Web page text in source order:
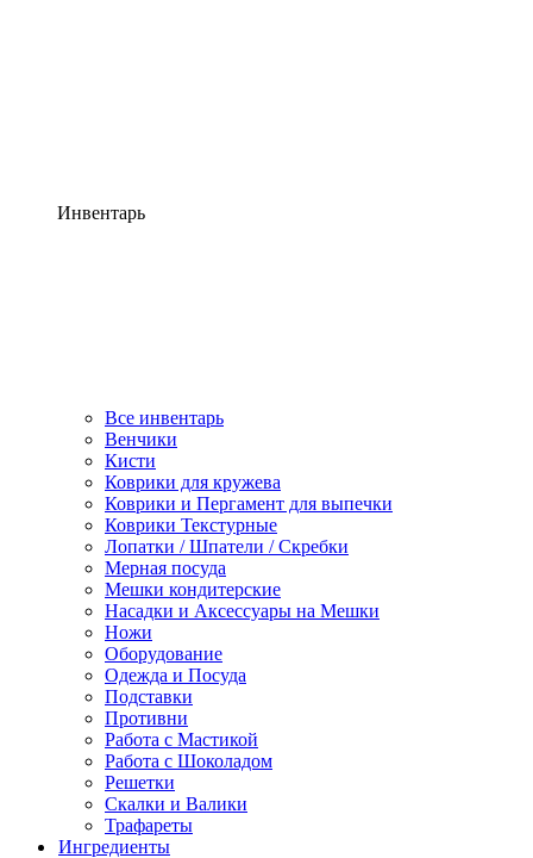
Инвентарь
Все инвентарь
Венчики
Кисти
Коврики для кружева
Коврики и Пергамент для выпечки
Коврики Текстурные
Лопатки / Шпатели / Скребки
Мерная посуда
Мешки кондитерские
Насадки и Аксессуары на Мешки
Ножи
Оборудование
Одежда и Посуда
Подставки
Противни
Работа с Мастикой
Работа с Шоколадом
Решетки
Скалки и Валики
Трафареты
Ингредиенты